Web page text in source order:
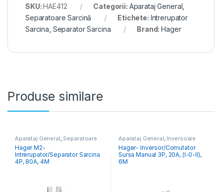
SKU:HAE412 Categorii: Aparataj General
Separatoare Sarcină
Etichete: Intrerupator
Sarcina Separator Sarcina Brand:Hager
Produse similare
Aparataj General, Separatoare
Sarcină
Hager M2-
Intrerupator/Separator Sarcina
4P, 80A, 4M
Aparataj General, Inversoare
Sursă
Hager- Inversor/Comutator
Sursa Manual 3P, 20A, (I-0-II),
6M